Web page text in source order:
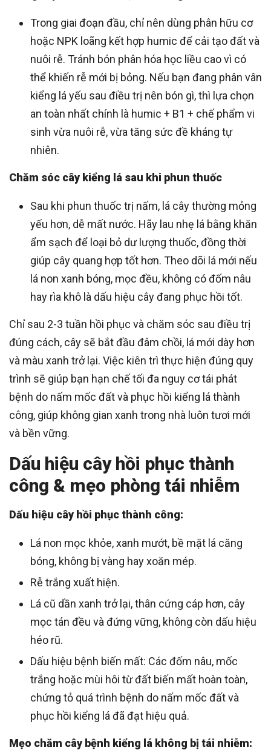
Trong giai đoạn đầu, chỉ nên dùng phân hữu cơ
hoặc NPK loãng kết hợp humic để cải tạo đất và
nuôi rễ. Tránh bón phân hóa học liều cao vì có
thể khiến rễ mới bị bỏng. Nếu bạn đang phân vân
kiểng lá yếu sau điều trị nên bón gì, thì lựa chọn
an toàn nhất chính là humic + B1 + chế phẩm vi
sinh vừa nuôi rễ, vừa tăng sức đề kháng tự
nhiên.
Chăm sóc cây kiểng lá sau khi phun thuốc
Sau khi phun thuốc trị nấm, lá cây thường mỏng
yếu hơn, dễ mất nước. Hãy lau nhẹ lá bằng khăn
ẩm sạch để loại bỏ dư lượng thuốc, đồng thời
giúp cây quang hợp tốt hơn. Theo dõi lá mới nếu
lá non xanh bóng, mọc đều, không có đốm nâu
hay rìa khô là dấu hiệu cây đang phục hồi tốt.
Chỉ sau 2-3 tuần hồi phục và chăm sóc sau điều trị
đúng cách, cây sẽ bắt đầu đâm chồi, lá mới dày hơn
và màu xanh trở lại. Việc kiên trì thực hiện đúng quy
trình sẽ giúp bạn hạn chế tối đa nguy cơ tái phát
bệnh do nấm mốc đất và phục hồi kiểng lá thành
công, giúp không gian xanh trong nhà luôn tươi mới
và bền vững.
Dấu hiệu cây hồi phục thành
công & mẹo phòng tái nhiễm
Dấu hiệu cây hồi phục thành công:
Lá non mọc khỏe, xanh mướt, bề mặt lá căng
bóng, không bị vàng hay xoăn mép.
Rễ trắng xuất hiện.
Lá cũ dần xanh trở lại, thân cứng cáp hơn, cây
mọc tán đều và đứng vững, không còn dấu hiệu
héo rũ.
Dấu hiệu bệnh biến mất: Các đốm nâu, mốc
trắng hoặc mùi hôi từ đất biến mất hoàn toàn,
chứng tỏ quá trình bệnh do nấm mốc đất và
phục hồi kiểng lá đã đạt hiệu quả.
Mẹo chăm cây bệnh kiểng lá không bị tái nhiễm: